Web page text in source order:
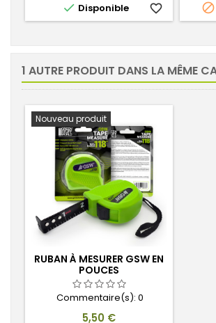
 Disponible favorite_border 
1 AUTRE PRODUIT DANS LA MÊME
Nouveau produit
RUBAN À MESURER GSW EN
POUCES
Commentaire(s): 0
Prix
5,50 €